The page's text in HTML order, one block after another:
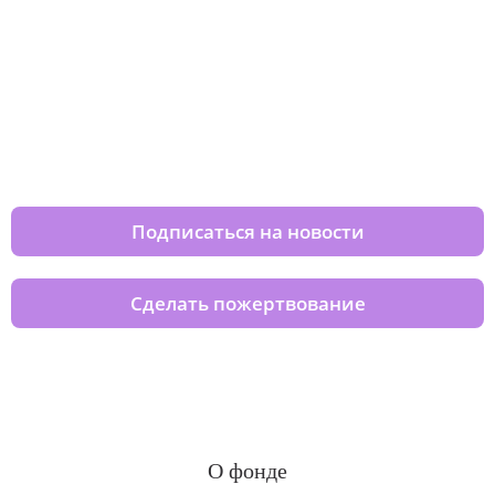
Подписаться на новости
Сделать пожертвование
О фонде